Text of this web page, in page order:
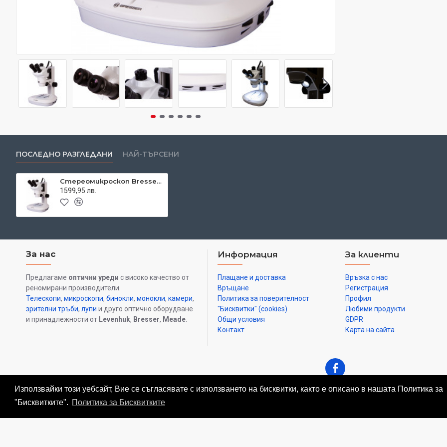
Използвайки този уебсайт, Вие се съгласявате с използването на бисквитки, както е описано в нашата Политика за
"Бисквитките". Политика за Бисквитките
Увеличение, x
Диаметър на тръбата на
mm
Окуляри
Регулиране на диоптъра
ПОСЛЕДНО РАЗГЛЕДАНИ НАЙ-ТЪРСЕНИ
Стереомикроскоп Bresser Science ETD-201 8x–50x Trino Zoom
1599,95 лв.
За нас
Предлагаме оптични уреди с високо качество от
реномирани производители.
Телескопи, микроскопи, бинокли, монокли, камери,
зрителни тръби, лупи и друго оптично оборудване
и принадлежности от Levenhuk, Bresser, Meade
Информация
Плащане и доставка
Връщане
Политика за поверителност
"Бисквитки" (cookies)
Общи условия
Контакт
За клиенти
Връзка с нас
Регистрация
Профил
Любими продукти
GDPR
Карта на сайта